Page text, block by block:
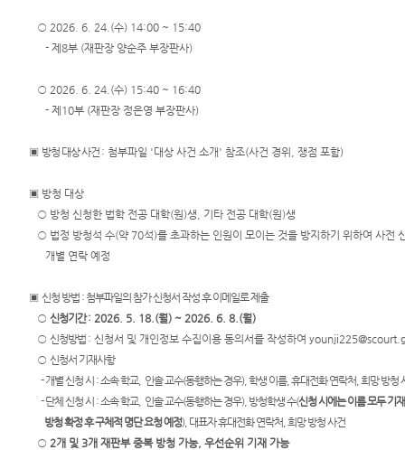
○ 2026. 6. 24.(수) 14:00 ~ 15:40
- 제8부 (재판장 양순주 부장판사)
○ 2026. 6. 24.(수) 15:40 ~ 16:40
- 제10부 (재판장 정은영 부장판사)
▣ 방청 대상 사건 : 첨부파일 '대상 사건 소개' 참조(사건 경위, 쟁점 포함)
▣ 방청 대상
○ 방청 신청한 법학 전공 대학(원)생, 기타 전공 대학(원)생
○ 법정 방청석 수(약 70석)를 초과하는 인원이 모이는 것을 방지하기 위하여 사전
개별 연락 예정
▣신청 방법 : 첨부파일의 참가 신청서 작성 후 이메일로 제출
○신청기간: 2026. 5. 18.(월) ~ 2026. 6. 8.(월)
○ 신청방법 : 신청서 및 개인정보 수집이용 동의서를 작성하여 younji225
○ 신청서 기재사항
- 개별 신청 시 : 소속 학교, 인솔 교수(동행하는 경우), 학생 이름, 휴대전화 연락처, 희망 방청
- 단체 신청 시 : 소속 학교, 인솔 교수(동행하는 경우), 방청학생 수(신청 시에는 이름 모두 기
방청 확정 후 구체적 명단 요청 예정), 대표자 휴대전화 연락처, 희망 방청 사건
○ 2개 및 3개 재판부 중복 방청 가능, 우선순위 기재 가능